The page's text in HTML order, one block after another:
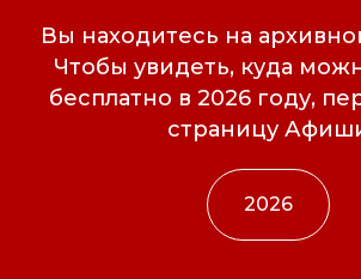
Вы находитесь на
Чтобы увидеть, куда
бесплатно в 2026 году,
страницу
2026